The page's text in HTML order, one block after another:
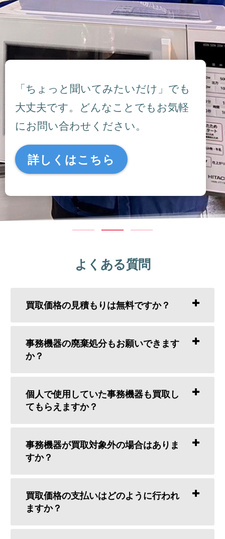
「ちょっと聞いてみたいだけ」でも
大丈夫です。どんなことでもお気軽
にお問い合わせください。
詳しくはこちら
よくある質問
買取価格の見積もりは無料ですか？
事務機器の廃棄処分もお願いできます
か？
個人で使用していた事務機器も買取し
てもらえますか？
事務機器が買取対象外の場合はありま
すか？
買取価格の支払いはどのように行われ
ますか？